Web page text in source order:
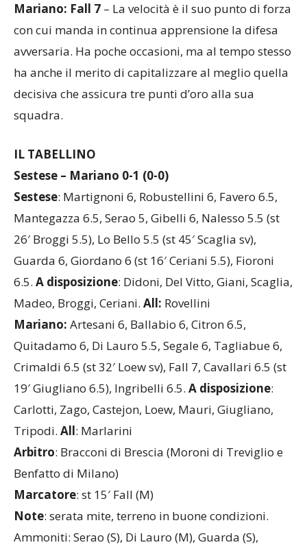
ad evitare una sconfitta pesantissima.
Mariano: Fall 7– La velocità è il suo punto di forza
con cui manda in continua apprensione la difesa
avversaria. Ha poche occasioni, ma al tempo stesso
ha anche il merito di capitalizzare al meglio quella
decisiva che assicura tre punti d’oro alla sua
IL TABELLINO
Sestese – Mariano 0-1 (0-0)
Sestese: Martignoni 6, Robustellini 6, Favero 6.5,
Mantegazza 6.5, Serao 5, Gibelli 6, Nalesso 5.5 (st
26′ Broggi 5.5), Lo Bello 5.5 (st 45′ Scaglia sv),
Guarda 6, Giordano 6 (st 16′ Ceriani 5.5), Fioroni
6.5.A disposizione: Didoni, Del Vitto, Giani, Scaglia,
Madeo, Broggi, Ceriani.All:Rovellini
Mariano:Artesani 6, Ballabio 6, Citron 6.5,
Quitadamo 6, Di Lauro 5.5, Segale 6, Tagliabue 6,
Crimaldi 6.5 (st 32′ Loew sv), Fall 7, Cavallari 6.5 (st
19′ Giugliano 6.5), Ingribelli 6.5.A disposizione:
Carlotti, Zago, Castejon, Loew, Mauri, Giugliano,
Tripodi. All: Marlarini
Arbitro: Bracconi di Brescia (Moroni di Treviglio e
Benfatto di Milano)
Marcatore: st 15′ Fall (M)
Note: serata mite, terreno in buone condizioni.